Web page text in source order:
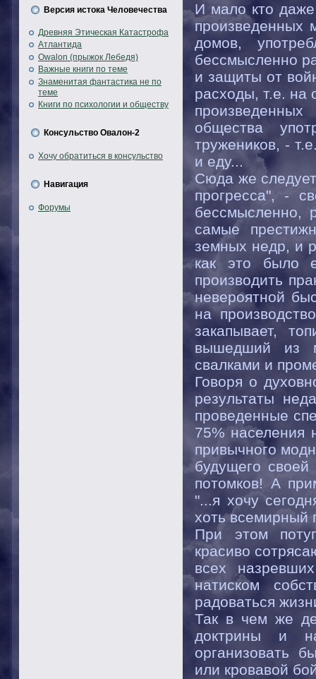
Версия истока Человечества
Древняя Этическая Катастрофа
Атлантида
Owalon (прыжок Лебедя)
Важные книги по теме
Знаменитая фантастика не по
теме
Книги по психологии и обществу
Консульство Овалон-2
Хочу обратиться в консульство
Навигация
Форумы
И мало кто
произведенных
домов,
бессмысленно
и защиты от
расходы, т.е. на
общества
тружеников, -
и еду...
Сюда же
прогресса", -
бессмысленно,
самые
земных недр, и
как это было
производить
невероятной
на
закапывает,
вышедший из
свалками и
Говоря о
результаты
проведенные
75% населения
привычного
будущего
потомков! А
"...я хочу
хоть всемирный
При этом
красиво
всех
натиском
радоваться
Так в чем же
доктрины и
организовать
или кровавой